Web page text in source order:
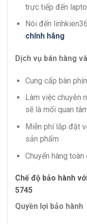
trực tiếp đến
Nói đến
chính hãng
Dịch vụ bán hàng
Cung cấp bàn
Làm việc chuyên
sẽ là mối quan
Miễn phí lắp đặt
sản phẩm
Chuyển hàng toàn
Chế độ bảo hành
5745
Quyền lợi bảo hành